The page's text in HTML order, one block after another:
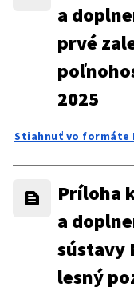
a
prvé
2025
Stiahnuť vo formáte
Príloha
a
sústavy
lesný